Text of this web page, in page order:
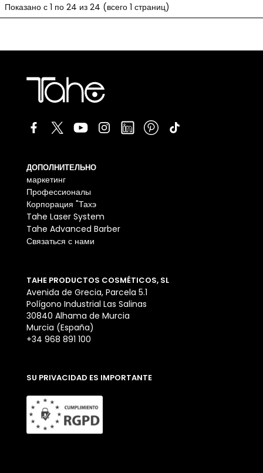
Показано с 1 по 24 из 24 (всего 1 страниц)
ДОПОЛНИТЕЛЬНО
маркетинг
Профессионалы
Корпорация "Тахэ
Tahe Laser System
Tahe Advanced Barber
Связаться с нами
TAHE PRODUCTOS COSMÉTICOS, SL
Avenida de Grecia, Parcela 5.1
Polígono Industrial Las Salinas
30840 Alhama de Murcia
Murcia (España)
+34 968 891 100
SU PRIVACIDAD ES IMPORTANTE